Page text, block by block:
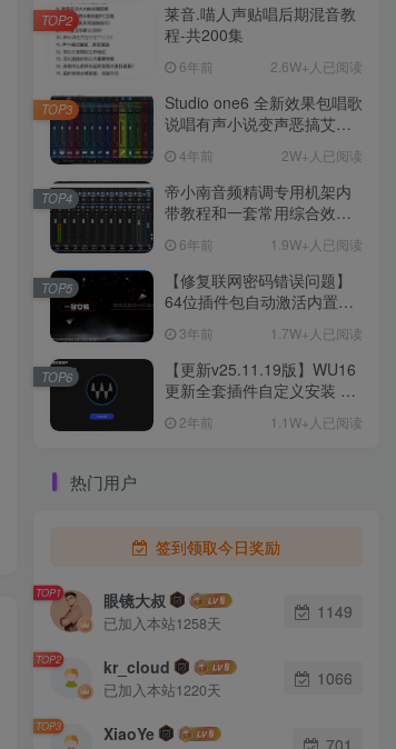
帝小南音频精调专用机架内带教程和一套常用综合效果【已精调】
莱音.喵人声贴唱后期混音教
程-共200集
6年前 2.6W+人已阅读
TOP2
Studio one6 全新效果包唱歌
说唱有声小说变声恶搞艾肯
果包看演示
4年前 2W+人已阅读
TOP3
帝小南音频精调专用机架内
带教程和一套常用综合效果
6年前 1.9W+人已阅读
TOP4
【修复联网密码错误问题】
64位插件包自动激活内置
哈拉，BBE，最新变声，插
件联盟，以及常用插件
3年前 1.7W+人已阅读
TOP5
【更新v25.11.19版】WU16
更新全套插件自定义安装 自
动清残留 支持 AAX/VST3 新
增 L4
2年前 1.1W+人已阅读
TOP6
热门用户
签到领取今日奖励
TOP1 眼镜大叔
已加入本站1258天
1149
TOP2 kr_cloud
已加入本站1220天
1066
TOP3 XiaoYe